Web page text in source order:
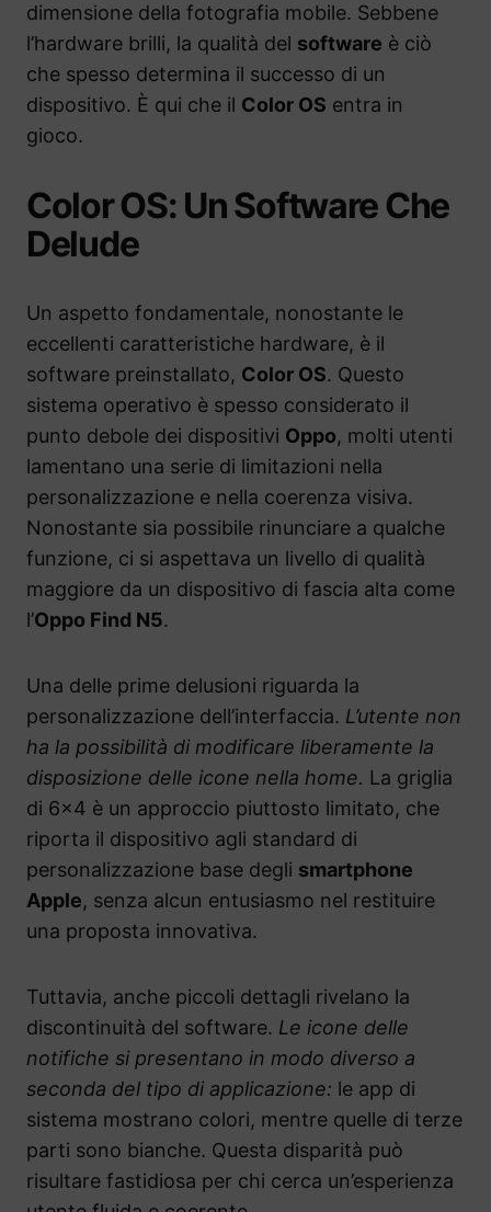
dimensione della fotografia mobile. Sebbene
l’hardware brilli, la qualità del software è ciò
che spesso determina il successo di un
dispositivo. È qui che il Color OS entra in
gioco.
Color OS: Un Software Che
Delude
Un aspetto fondamentale, nonostante le
eccellenti caratteristiche hardware, è il
software preinstallato, Color OS. Questo
sistema operativo è spesso considerato il
punto debole dei dispositivi Oppo, molti utenti
lamentano una serie di limitazioni nella
personalizzazione e nella coerenza visiva.
Nonostante sia possibile rinunciare a qualche
funzione, ci si aspettava un livello di qualità
maggiore da un dispositivo di fascia alta come
l’Oppo Find N5.
Una delle prime delusioni riguarda la
personalizzazione dell’interfaccia. L’utente non
ha la possibilità di modificare liberamente la
disposizione delle icone nella home. La griglia
di 6×4 è un approccio piuttosto limitato, che
riporta il dispositivo agli standard di
personalizzazione base degli smartphone
Apple, senza alcun entusiasmo nel restituire
una proposta innovativa.
Tuttavia, anche piccoli dettagli rivelano la
discontinuità del software. Le icone delle
notifiche si presentano in modo diverso a
seconda del tipo di applicazione: le app di
sistema mostrano colori, mentre quelle di terze
parti sono bianche. Questa disparità può
risultare fastidiosa per chi cerca un’esperienza